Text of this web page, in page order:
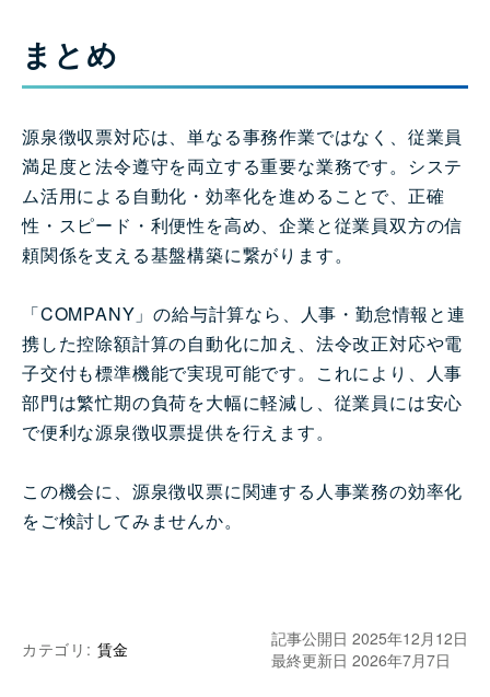
まとめ
源泉徴収票対応は、単なる事務作業ではなく、従業員
満足度と法令遵守を両立する重要な業務です。システ
ム活用による自動化・効率化を進めることで、正確
性・スピード・利便性を高め、企業と従業員双方の信
頼関係を支える基盤構築に繋がります。
「COMPANY」の給与計算なら、人事・勤怠情報と連
携した控除額計算の自動化に加え、法令改正対応や電
子交付も標準機能で実現可能です。これにより、人事
部門は繁忙期の負荷を大幅に軽減し、従業員には安心
で便利な源泉徴収票提供を行えます。
この機会に、源泉徴収票に関連する人事業務の効率化
をご検討してみませんか。
カテゴリ: 賃金
記事公開日 2025年12月12日
最終更新日 2026年7月7日